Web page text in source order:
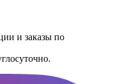
и заказы по